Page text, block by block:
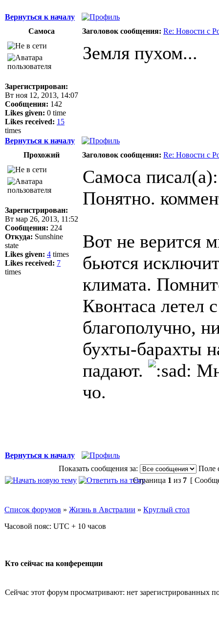
Вернуться к началу
Самоса
Заголовок сообщения: Re: Новости с
Зарегистрирован:
Вт ноя 12, 2013, 14:07
Сообщения: 142
Likes given: 0 time
Likes received: 15
times
Земля пухом...
Вернуться к началу
Прохожий
Заголовок сообщения: Re: Новости с
Зарегистрирован:
Вт мар 26, 2013, 11:52
Сообщения: 224
Откуда: Sunshine
state
Likes given: 4 times
Likes received: 7
times
Самоса писал(а):
Понятно.
Вот не верится
бьются
климата.
Квонтаса летел
благополучно,
бухты-барахты
падают.
чо.
Вернуться к началу
Показать сообщения за:
Поле
Страница 1 из 7 [
Список форумов » Жизнь в Австралии » Круглый стол
Часовой пояс: UTC + 10 часов
Кто сейчас на конференции
Сейчас этот форум просматривают: нет зарегистрированных